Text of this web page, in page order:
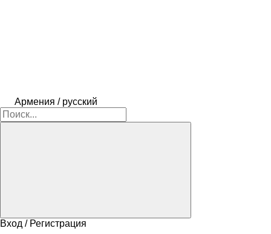
Армения / русский
Вход / Регистрация